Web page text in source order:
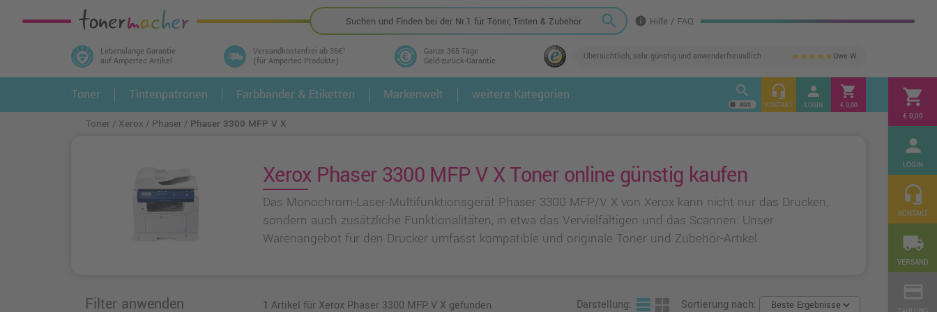
search info Hilfe / FAQ
Lebenslange Garantie
auf Ampertec Artikel
Versandkostenfrei ab 35€¹
(für Ampertec Produkte)
Ganze 365 Tage
Geld-zurück-Garantie
Übersichtlich, sehr günstig und anwenderfreundlich star star star star star Uwe W.
shopping_cart
€ 0,00
person
LOGIN
headset_mic
KONTAKT
local_shipping
VERSAND
In 3 einfachen Schritten ihr Druckermodell
und alle dazu passenden Artikel finden ➤ 1. 2.
Toner Tintenpatronen Farbbänder & Etiketten Markenwelt weitere Kategorien search headset_mic
KONTAKT
person
LOGIN
shopping_cart
€ 0,00
Toner Xerox Phaser Phaser 3300 MFP V X
Xerox Phaser 3300 MFP V X Toner online günstig kaufen
Das Monochrom-Laser-Multifunktionsgerät Phaser 3300 MFP/V X von Xerox kann nicht nur das Drucken,
sondern auch zusätzliche Funktionalitäten, in etwa das Vervielfältigen und das Scannen. Unser
Warenangebot für den Drucker umfasst kompatible und originale Toner und Zubehör-Artikel.
Filter anwenden 1 Artikel für Xerox Phaser 3300 MFP V X gefunden Darstellung: Sortierung nach: